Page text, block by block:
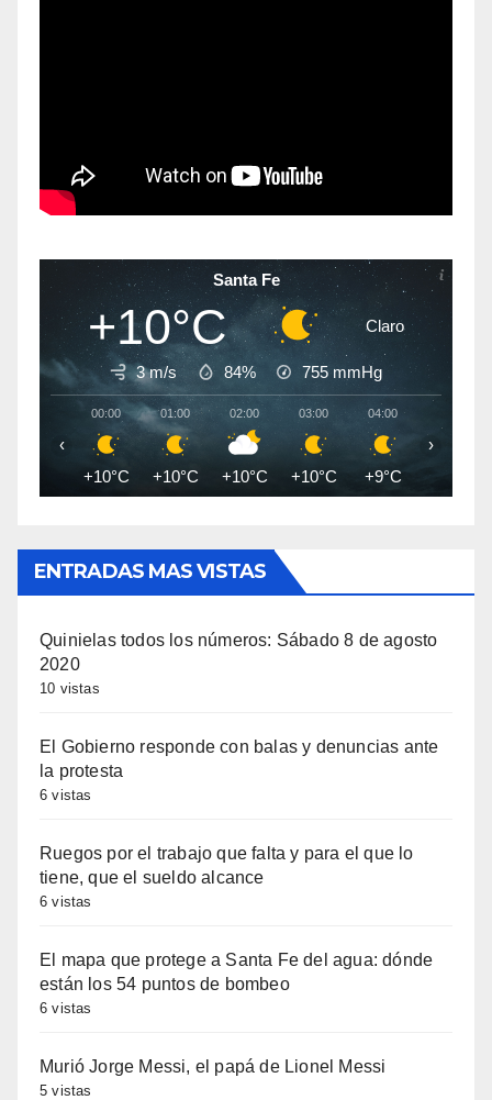
Santa Fe
+10°C Claro
3 m/s 84% 755 mmHg
00:00
+10°C
01:00
+10°C
02:00
+10°C
03:00
+10°C
04:00
+9°C +9°C
‹ ›
ENTRADAS MAS VISTAS
Quinielas todos los números: Sábado 8 de agosto
2020
10 vistas
El Gobierno responde con balas y denuncias ante
la protesta
6 vistas
Ruegos por el trabajo que falta y para el que lo
tiene, que el sueldo alcance
6 vistas
El mapa que protege a Santa Fe del agua: dónde
están los 54 puntos de bombeo
6 vistas
Murió Jorge Messi, el papá de Lionel Messi
5 vistas